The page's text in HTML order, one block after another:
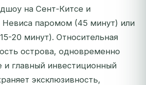
на Сент-Китсе и
паромом (45 минут) или
20 минут). Относительная
острова, одновременно
и главный инвестиционный
эксклюзивность,